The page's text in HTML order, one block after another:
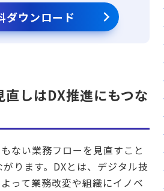
ダウンロード
しはDX推進にもつな
ない業務フローを見直すこと
ります。DXとは、デジタル技
って業務改変や組織にイノベ